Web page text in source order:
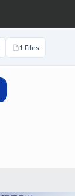
1 Files